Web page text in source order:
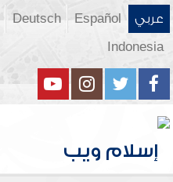
عربي Español
Deutsch
Indonesia